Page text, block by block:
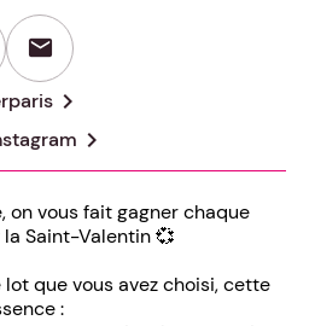
mail
chevron_right
chevron_right
on vous fait gagner chaque
Saint-Valentin 💞
que vous avez choisi, cette
: